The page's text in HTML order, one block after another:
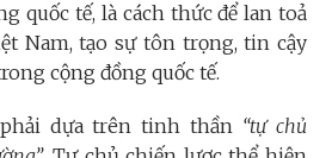
quốc tế, là cách thức để lan toả
Nam, tạo sự tôn trọng, tin cậy
cộng đồng quốc tế.
dựa trên tinh thần “tự chủ